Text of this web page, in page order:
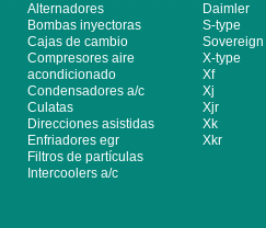
Alternadores
Bombas inyectoras
Cajas de cambio
Compresores aire
acondicionado
Condensadores a/c
Culatas
Direcciones asistidas
Enfriadores egr
Filtros de partículas
Intercoolers a/c
Daimler
S-type
Sovereign
X-type
Xf
Xj
Xjr
Xk
Xkr